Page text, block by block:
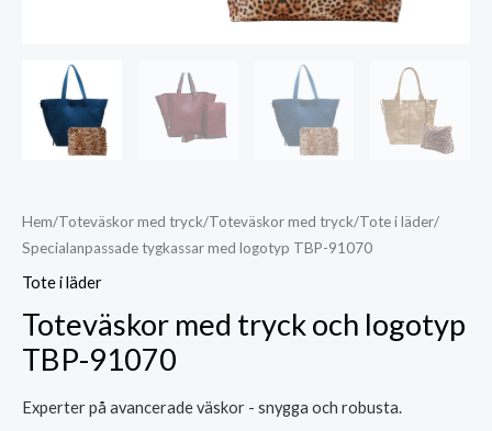
Hem/Toteväskor med tryck/Toteväskor med tryck/Tote i läder/
Specialanpassade tygkassar med logotyp TBP-91070
Tote i läder
Toteväskor med tryck och logotyp
TBP-91070
Experter på avancerade väskor - snygga och robusta.